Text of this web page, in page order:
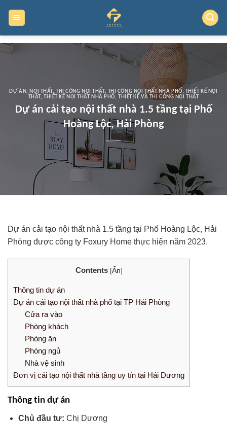
DỰ ÁN, NỘI THẤT , THI CÔNG NỘI THẤT , THI CÔNG NỘI THẤT NHÀ PHỐ,
THIẾT KẾ NỘI
THẤT , THIẾT KẾ NỘI THẤT NHÀ PHỐ, THIẾT KẾ VÀ THI CÔNG NỘI THẤT
Dự án cải tạo nội thất nhà 1.5 tầng tại Phố
Hoàng Lộc, Hải Phòng
Dự án cải tạo nội thất nhà 1.5 tầng tại Phố Hoàng Lộc, Hải
Phòng được công ty Foxury Home thực hiện năm 2023.
Contents [Ẩn]
Thông tin dự án
Dự án cải tạo nội thất nhà phố tại TP Hải Phòng
Cửa ra vào
Phòng khách
Phòng ăn
Phòng ngủ
Nhà vệ sinh
Đơn vị cải tạo nội thất nhà tầng uy tín tại Hải Dương
Thông tin dự án
Chủ đầu tư: Chị Dương